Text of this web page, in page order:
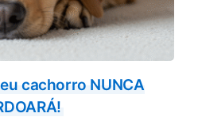
cachorro NUNCA